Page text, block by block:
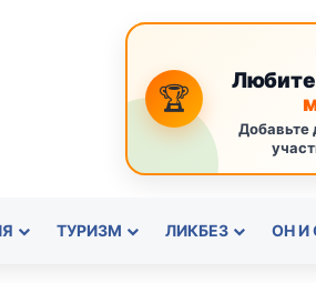
🏆
Любите
Добавьте
ТУРИЗМ ЛИКБЕЗ ОН И